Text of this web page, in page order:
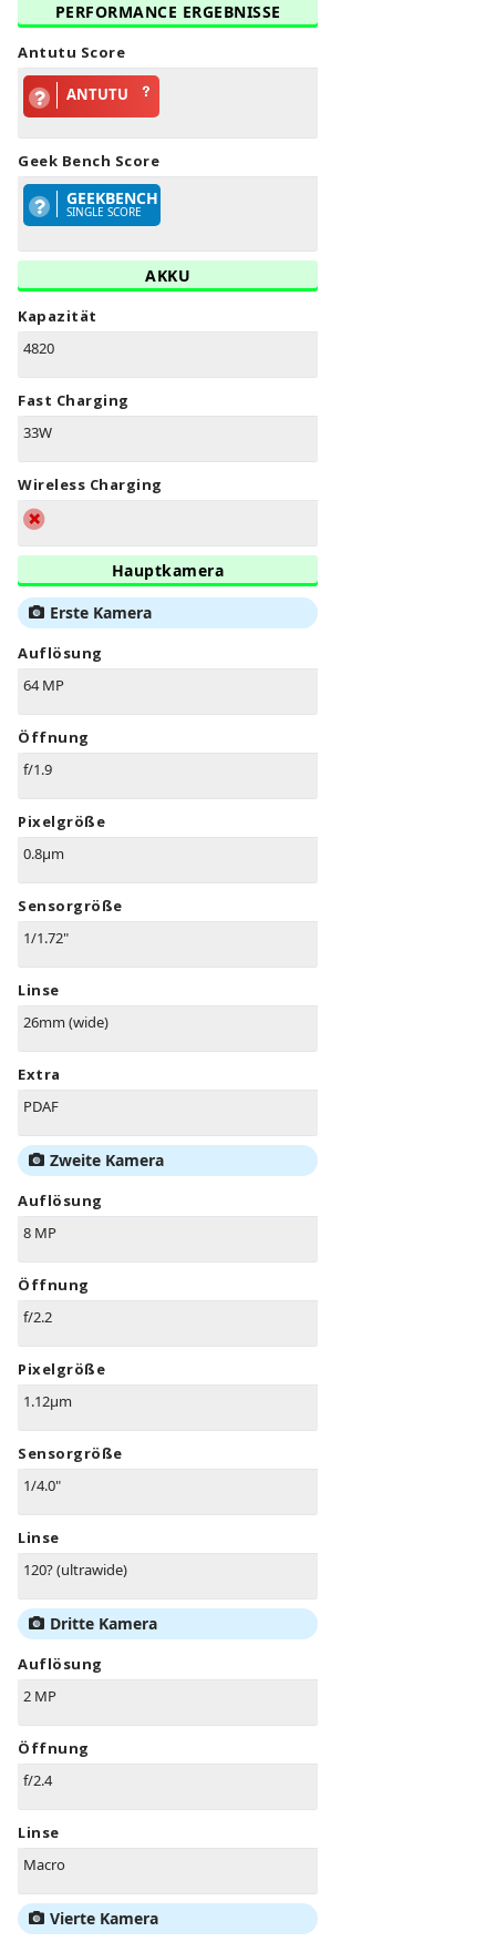
PERFORMANCE ERGEBNISSE
Antutu Score
ANTUTU
Geek Bench Score
GEEKBENCH
SINGLE SCORE
AKKU
Kapazität
4820
Fast Charging
33W
Wireless Charging
Hauptkamera
Erste Kamera
Auflösung
64 MP
Öffnung
f/1.9
Pixelgröße
0.8µm
Sensorgröße
1/1.72"
Linse
26mm (wide)
Extra
PDAF
Zweite Kamera
Auflösung
8 MP
Öffnung
f/2.2
Pixelgröße
1.12µm
Sensorgröße
1/4.0"
Linse
120? (ultrawide)
Dritte Kamera
Auflösung
2 MP
Öffnung
f/2.4
Linse
Macro
Vierte Kamera